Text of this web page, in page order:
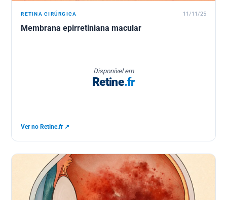
RETINA CIRÚRGICA 11/11/25
Membrana epirretiniana macular
Disponível em
Retine.fr
Ver no Retine.fr ↗